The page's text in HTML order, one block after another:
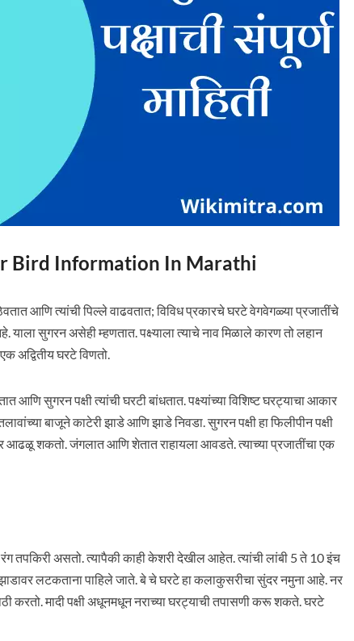
Bird Information In Marathi
आणि त्यांची पिल्ले वाढवतात; विविध प्रकारचे घरटे वेगवेगळ्या प्रजातींचे
याला सुगरन असेही म्हणतात. पक्ष्याला त्याचे नाव मिळाले कारण तो लहान
अद्वितीय घरटे विणतो.
आणि सुगरन पक्षी त्यांची घरटी बांधतात. पक्ष्यांच्या विशिष्ट घरट्याचा आकार
बाजूने काटेरी झाडे आणि झाडे निवडा. सुगरन पक्षी हा फिलीपीन पक्षी
आढळू शकतो. जंगलात आणि शेतात राहायला आवडते. त्याच्या प्रजातींचा एक
रंग तपकिरी असतो. त्यापैकी काही केशरी देखील आहेत. त्यांची लांबी 5 ते 10 इंच
लटकताना पाहिले जाते. बे चे घरटे हा कलाकुसरीचा सुंदर नमुना आहे. नर
करतो. मादी पक्षी अधूनमधून नराच्या घरट्याची तपासणी करू शकते. घरटे